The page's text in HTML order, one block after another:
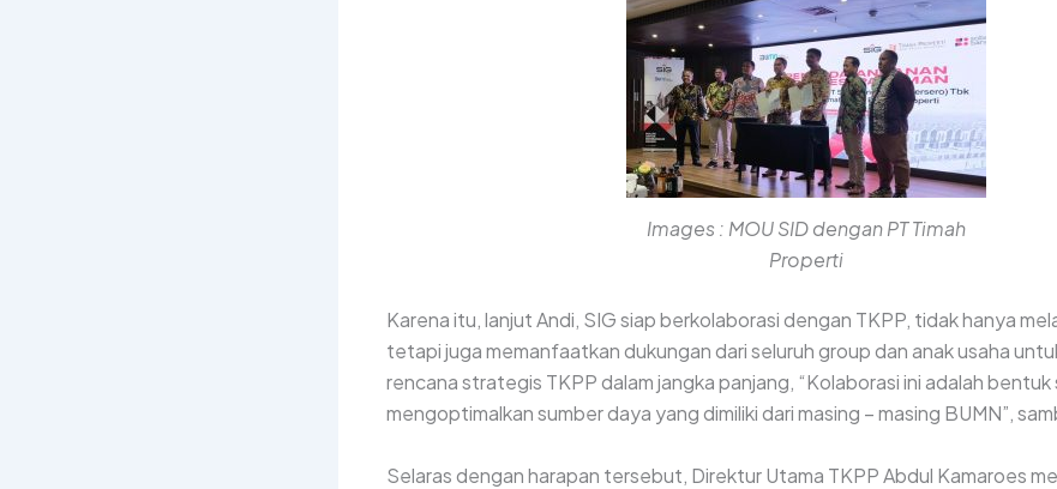
Images : MOU SID dengan PT Timah
Properti
Karena itu, lanjut Andi, SIG siap berkolaborasi dengan TKPP, tidak hanya
tetapi juga memanfaatkan dukungan dari seluruh group dan anak usaha
rencana strategis TKPP dalam jangka panjang, “Kolaborasi ini adalah bentuk
mengoptimalkan sumber daya yang dimiliki dari masing – masing BUMN”,
Selaras dengan harapan tersebut, Direktur Utama TKPP Abdul Kamaroes